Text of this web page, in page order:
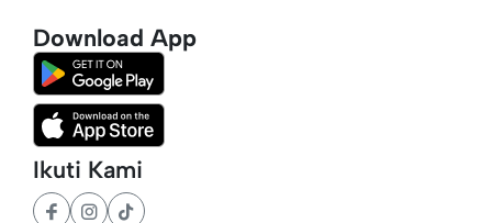
Download App
Ikuti Kami